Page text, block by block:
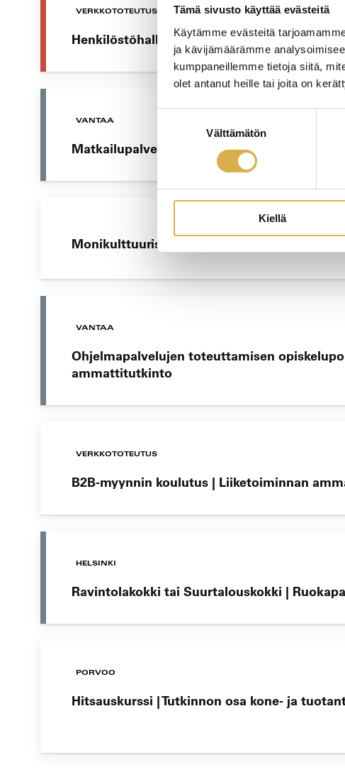
Tämä sivusto käyttää evästeitä
Käytämme evästeitä
ja kävijämäärämme
kumppaneillemme tietoja siitä,
olet antanut heille tai joita on
Välttämätön
Kiellä
VERKKOTOTEUTUS
Henkilöstöhallinnon osaamisala |
VANTAA
Matkailupalvelujen ammattitutkinto
Monikulttuurisuus sosiaali- ja terveysalan
VANTAA
Ohjelmapalvelujen toteuttamisen
ammattitutkinto
VERKKOTOTEUTUS
B2B-myynnin koulutus | Liiketoiminnan
HELSINKI
Ravintolakokki tai Suurtalouskokki |
PORVOO
Hitsauskurssi | Tutkinnon osa kone- ja